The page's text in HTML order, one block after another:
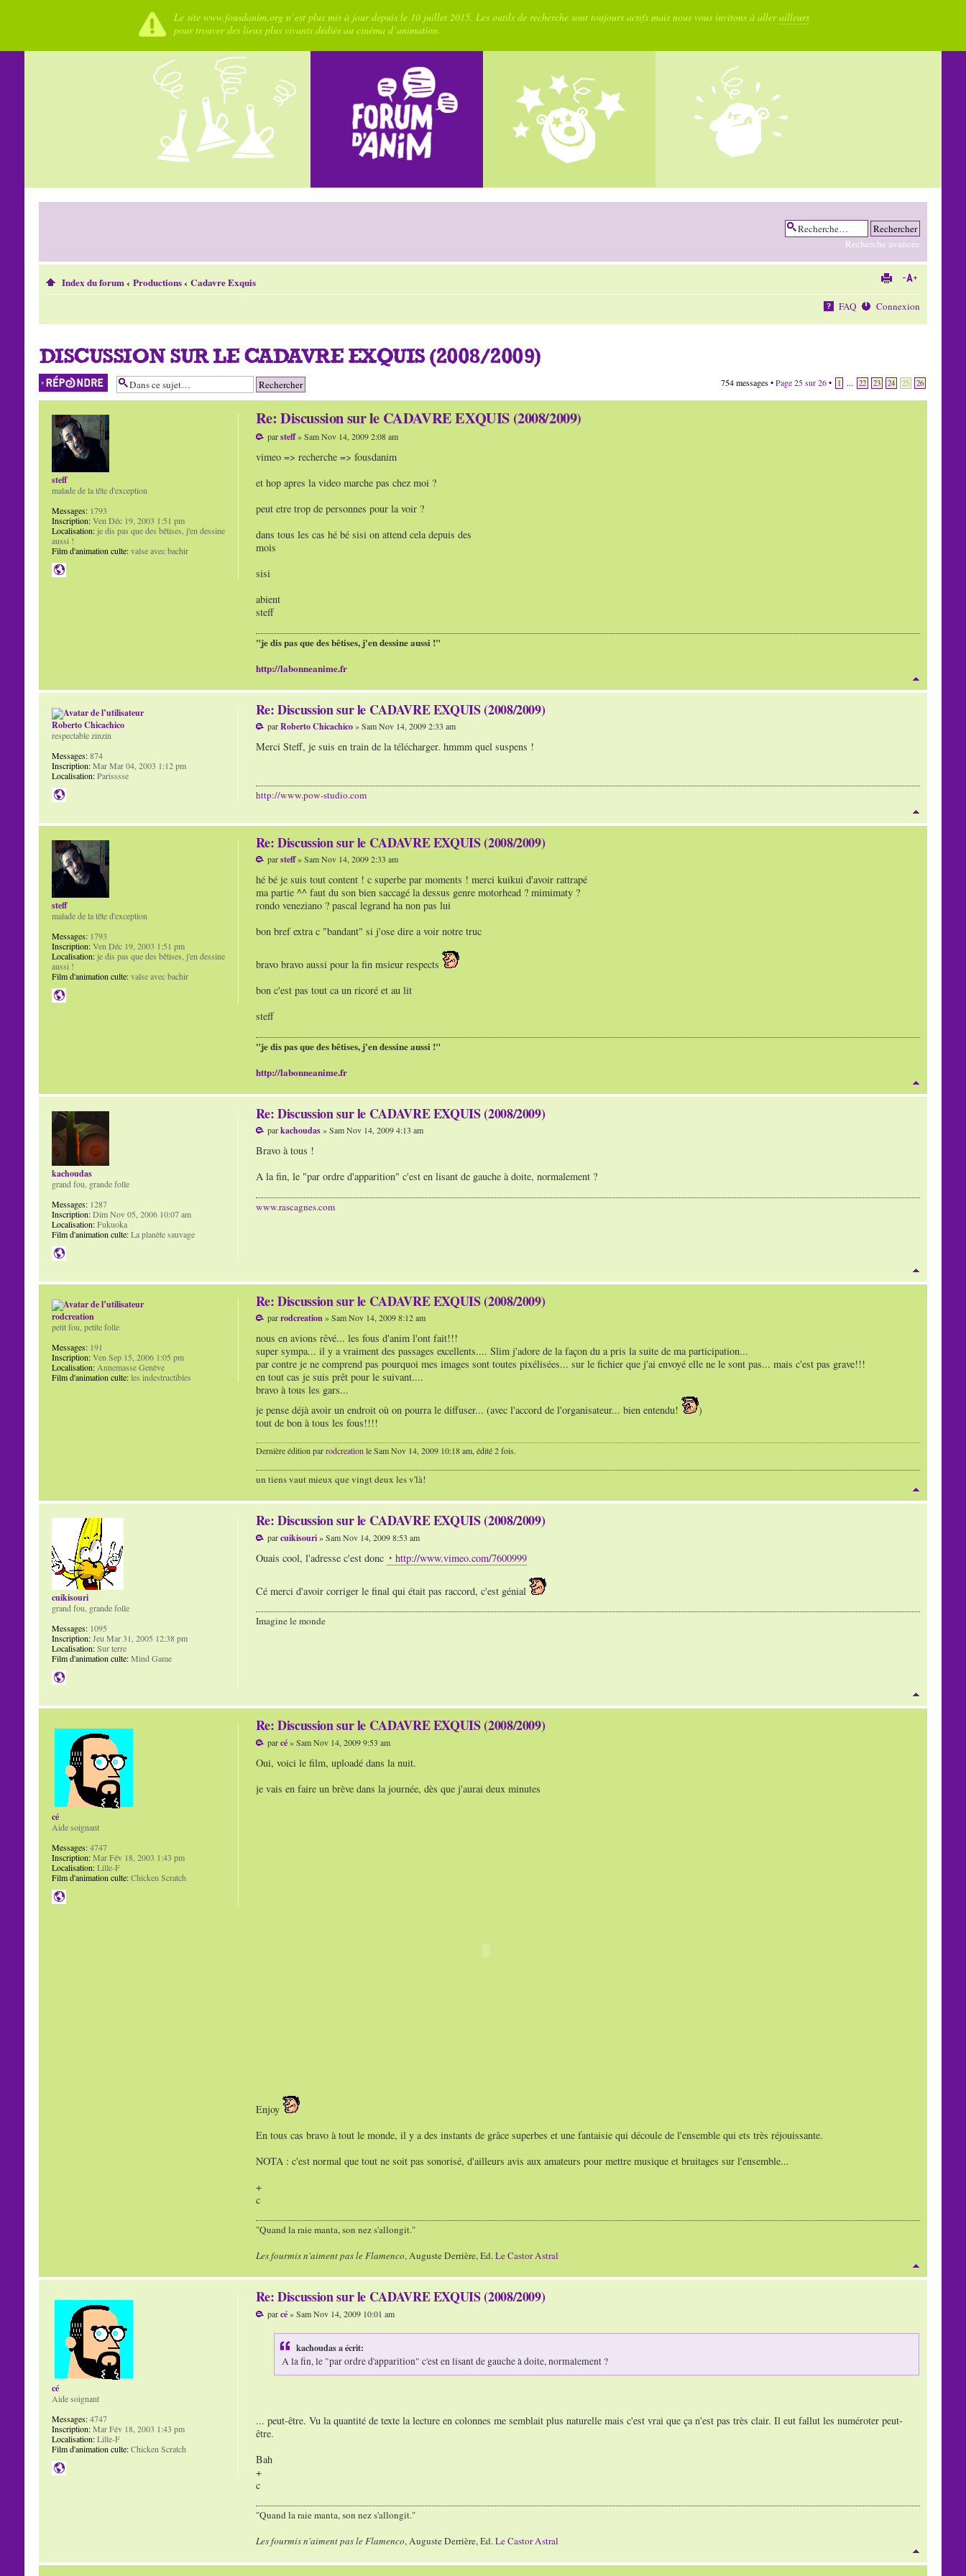
Le site www.fousdanim.org n’est plus mis à jour depuis le 10 juillet 2015. Les outils de recherche sont toujours actifs mais nous vous invitons à allerailleurs
pour trouver des lieux plus vivants dédiés au cinéma d’animation.
Recherche avancée
Index du forum‹ Productions‹ Cadavre Exquis
FAQ Connexion
DISCUSSION SUR LE CADAVRE EXQUIS (2008/2009)
Répondre 754 messages •Page25sur26• 1 ... 22 23 24 25 26
Re: Discussion sur le CADAVRE EXQUIS (2008/2009)
parsteff» Sam Nov 14, 2009 2:08 am
vimeo => recherche => fousdanim
et hop apres la video marche pas chez moi ?
peut etre trop de personnes pour la voir ?
dans tous les cas hé bé sisi on attend cela depuis des
mois
sisi
abient
steff
"je dis pas que des bêtises, j'en dessine aussi !"
http://labonneanime.fr
steff
malade de la tête d'exception
Messages:1793
Inscription:Ven Déc 19, 2003 1:51 pm
Localisation:je dis pas que des bêtises, j'en dessine
aussi !
Film d'animation culte:valse avec bachir
Re: Discussion sur le CADAVRE EXQUIS (2008/2009)
parRoberto Chicachico» Sam Nov 14, 2009 2:33 am
Merci Steff, je suis en train de la télécharger. hmmm quel suspens !
http://www.pow-studio.com
Roberto Chicachico
respectable zinzin
Messages:874
Inscription:Mar Mar 04, 2003 1:12 pm
Localisation:Parisssse
Re: Discussion sur le CADAVRE EXQUIS (2008/2009)
parsteff» Sam Nov 14, 2009 2:33 am
hé bé je suis tout content ! c superbe par moments ! merci kuikui d'avoir rattrapé
ma partie ^^ faut du son bien saccagé la dessus genre motorhead ? mimimaty ?
rondo veneziano ? pascal legrand ha non pas lui
bon bref extra c "bandant" si j'ose dire a voir notre truc
bravo bravo aussi pour la fin msieur respects
bon c'est pas tout ca un ricoré et au lit
steff
"je dis pas que des bêtises, j'en dessine aussi !"
http://labonneanime.fr
steff
malade de la tête d'exception
Messages:1793
Inscription:Ven Déc 19, 2003 1:51 pm
Localisation:je dis pas que des bêtises, j'en dessine
aussi !
Film d'animation culte:valse avec bachir
Re: Discussion sur le CADAVRE EXQUIS (2008/2009)
parkachoudas» Sam Nov 14, 2009 4:13 am
Bravo à tous !
A la fin, le "par ordre d'apparition" c'est en lisant de gauche à doite, normalement ?
www.rascagnes.com
kachoudas
grand fou, grande folle
Messages:1287
Inscription:Dim Nov 05, 2006 10:07 am
Localisation:Fukuoka
Film d'animation culte:La planète sauvage
Re: Discussion sur le CADAVRE EXQUIS (2008/2009)
parrodcreation » Sam Nov 14, 2009 8:12 am
nous en avions rêvé... les fous d'anim l'ont fait!!!
super sympa... il y a vraiment des passages excellents.... Slim j'adore de la façon du a pris la suite de ma participation...
par contre je ne comprend pas pourquoi mes images sont toutes pixélisées... sur le fichier que j'ai envoyé elle ne le sont pas... mais c'est pas grave!!!
en tout cas je suis prêt pour le suivant....
bravo à tous les gars...
je pense déjà avoir un endroit où on pourra le diffuser... (avec l'accord de l'organisateur... bien entendu!
)
tout de bon à tous les fous!!!!
Dernière édition parrodcreation le Sam Nov 14, 2009 10:18 am, édité 2 fois.
un tiens vaut mieux que vingt deux les v'là!
rodcreation
petit fou, petite folle
Messages:191
Inscription:Ven Sep 15, 2006 1:05 pm
Localisation:Annemasse Genève
Film d'animation culte:les indestructibles
Re: Discussion sur le CADAVRE EXQUIS (2008/2009)
parcuikisouri» Sam Nov 14, 2009 8:53 am
Ouais cool, l'adresse c'est donc http://www.vimeo.com/7600999
Cé merci d'avoir corriger le final qui était pas raccord, c'est génial
Imagine le monde
cuikisouri
grand fou, grande folle
Messages:1095
Inscription:Jeu Mar 31, 2005 12:38 pm
Localisation:Sur terre
Film d'animation culte:Mind Game
Re: Discussion sur le CADAVRE EXQUIS (2008/2009)
parcé» Sam Nov 14, 2009 9:53 am
Oui, voici le film, uploadé dans la nuit.
je vais en faire un brève dans la journée, dès que j'aurai deux minutes
Enjoy
En tous cas bravo à tout le monde, il y a des instants de grâce superbes et une fantaisie qui découle de l'ensemble qui ets très réjouissante.
NOTA : c'est normal que tout ne soit pas sonorisé, d'ailleurs avis aux amateurs pour mettre musique et bruitages sur l'ensemble...
+
c
"Quand la raie manta, son nez s'allongit."
Les fourmis n'aiment pas le Flamenco, Auguste Derrière, Ed.Le Castor Astral
cé
Aide soignant
Messages:4747
Inscription:Mar Fév 18, 2003 1:43 pm
Localisation:Lille-F
Film d'animation culte:Chicken Scratch
Re: Discussion sur le CADAVRE EXQUIS (2008/2009)
parcé» Sam Nov 14, 2009 10:01 am
kachoudas a écrit:
A la fin, le "par ordre d'apparition" c'est en lisant de gauche à doite, normalement ?
... peut-être. Vu la quantité de texte la lecture en colonnes me semblait plus naturelle mais c'est vrai que ça n'est pas très clair. Il eut fallut les numéroter peut-
être.
Bah
+
c
"Quand la raie manta, son nez s'allongit."
Les fourmis n'aiment pas le Flamenco, Auguste Derrière, Ed.Le Castor Astral
cé
Aide soignant
Messages:4747
Inscription:Mar Fév 18, 2003 1:43 pm
Localisation:Lille-F
Film d'animation culte:Chicken Scratch